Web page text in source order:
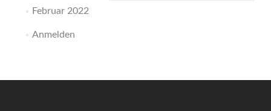
Februar 2022
Anmelden